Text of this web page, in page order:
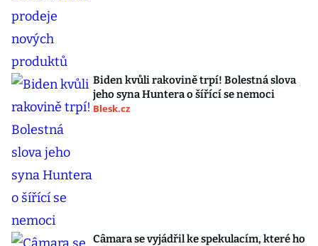
Biden kvůli rakovině trpí! Bolestná slova
jeho syna Huntera o šířící se nemoci
Blesk.cz
Câmara se vyjádřil ke spekulacím, které ho